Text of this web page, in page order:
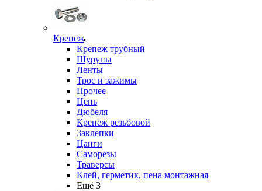
Крепеж
Крепеж трубный
Шурупы
Ленты
Трос и зажимы
Прочее
Цепь
Дюбеля
Крепеж резьбовой
Заклепки
Цанги
Саморезы
Траверсы
Клей, герметик, пена монтажная
Ещё 3